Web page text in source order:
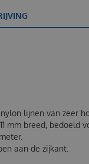
lijnen van zeer
mm breed, bedoeld
aan de zijkant.